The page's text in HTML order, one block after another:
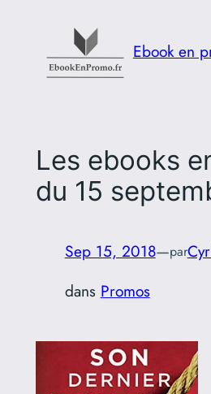
contenu
Ebook en
Les ebooks
du 15
Sep 15, 2018—par
dans Promos